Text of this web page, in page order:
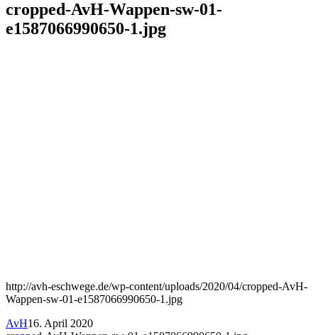
cropped-AvH-Wappen-sw-01-
e1587066990650-1.jpg
http://avh-eschwege.de/wp-content/uploads/2020/04/cropped-AvH-
Wappen-sw-01-e1587066990650-1.jpg
AvH16. April 2020